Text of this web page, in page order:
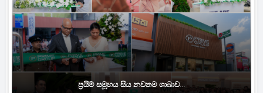
ප්‍රයිම් සමූහය සිය නවතම ශාඛාව...